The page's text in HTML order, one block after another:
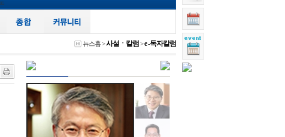
뉴스홈>사설ㆍ칼럼 >e -독자칼럼